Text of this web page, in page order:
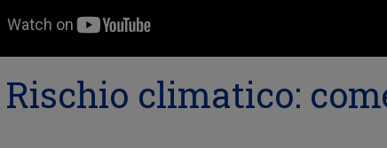
Rischio climatico: